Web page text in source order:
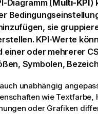
Diagramm (Multi-KPI)
sie
KPI-Werte
einer oder mehrerer
Symbolen,
unabhängig
wie
oder Grafiken